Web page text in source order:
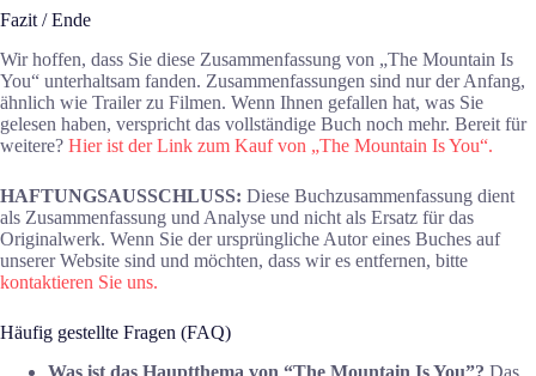
Fazit / Ende
Wir hoffen, dass Sie diese Zusammenfassung von „The Mountain Is
You“ unterhaltsam fanden. Zusammenfassungen sind nur der Anfang,
ähnlich wie Trailer zu Filmen. Wenn Ihnen gefallen hat, was Sie
gelesen haben, verspricht das vollständige Buch noch mehr. Bereit für
weitere? Hier ist der Link zum Kauf von „The Mountain Is You“.
HAFTUNGSAUSSCHLUSS: Diese Buchzusammenfassung dient
als Zusammenfassung und Analyse und nicht als Ersatz für das
Originalwerk. Wenn Sie der ursprüngliche Autor eines Buches auf
unserer Website sind und möchten, dass wir es entfernen, bitte
kontaktieren Sie uns.
Häufig gestellte Fragen (FAQ)
Was ist das Hauptthema von “The Mountain Is You”? Das